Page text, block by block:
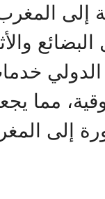
إلى
البضائع
مما
إلى